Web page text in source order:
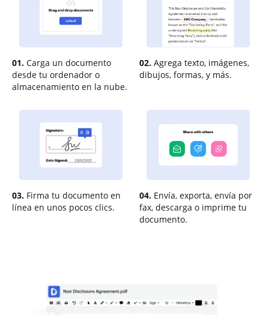
01. Carga un documento
desde tu ordenador o
almacenamiento en la nube.
02. Agrega texto, imágenes,
dibujos, formas, y más.
03. Firma tu documento en
línea en unos pocos clics.
04. Envía, exporta, envía por
fax, descarga o imprime tu
documento.